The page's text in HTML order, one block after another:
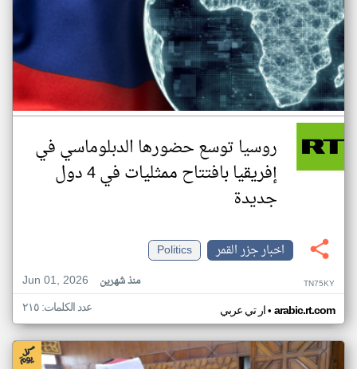
روسيا توسع حضورها الدبلوماسي في
إفريقيا بافتتاح ممثليات في 4 دول
جديدة
اخبار جزر القمر
Politics
Jun 01, 2026
منذ شهرين TN75KY
ار تي عربي• arabic.rt.com عدد الكلمات: ٢١٥